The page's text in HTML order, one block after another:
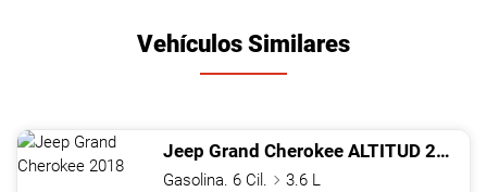
Vehículos Similares
Jeep Grand Cherokee ALTITUD 2018
Gasolina. 6 Cil.
3.6 L